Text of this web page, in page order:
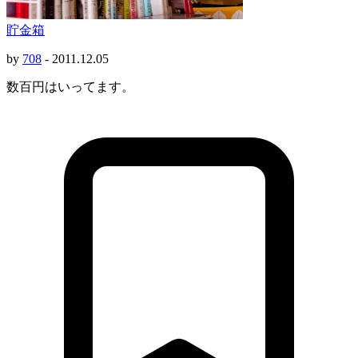
貯金箱
by 708 - 2011.12.05
数百円はいってます。